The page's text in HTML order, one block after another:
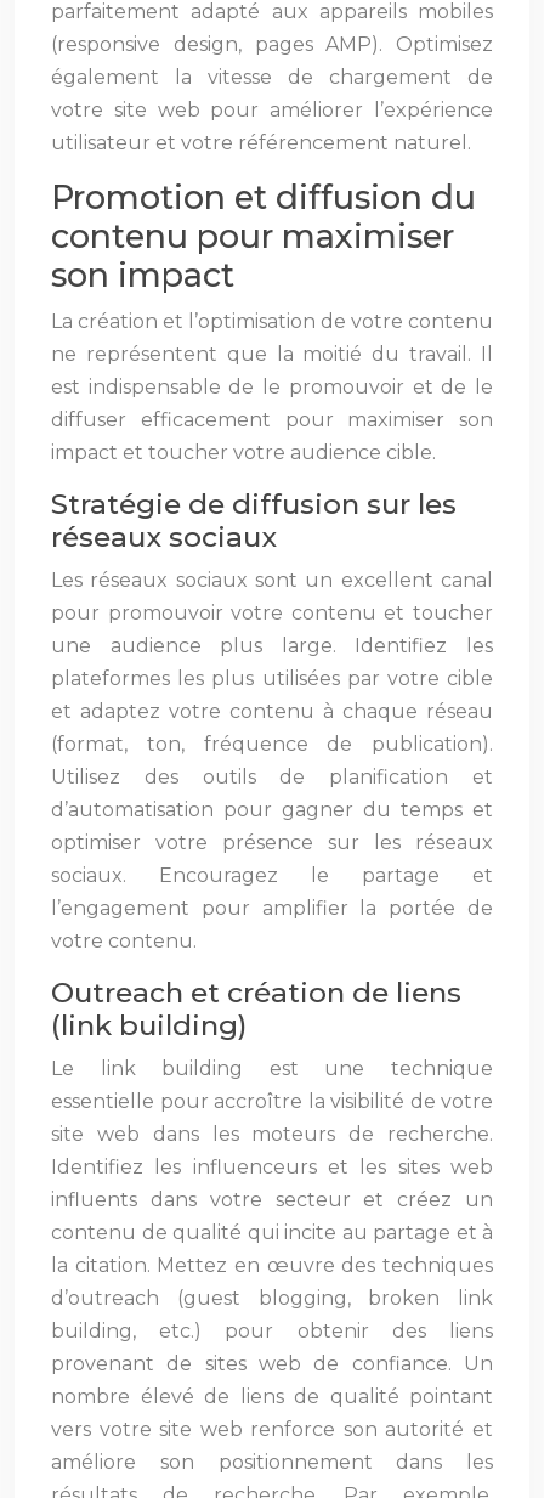
parfaitement adapté aux appareils mobiles
(responsive design, pages AMP). Optimisez
également la vitesse de chargement de
votre site web pour améliorer l’expérience
utilisateur et votre référencement naturel.
Promotion et diffusion du
contenu pour maximiser
son impact
La création et l’optimisation de votre contenu
ne représentent que la moitié du travail. Il
est indispensable de le promouvoir et de le
diffuser efficacement pour maximiser son
impact et toucher votre audience cible.
Stratégie de diffusion sur les
réseaux sociaux
Les réseaux sociaux sont un excellent canal
pour promouvoir votre contenu et toucher
une audience plus large. Identifiez les
plateformes les plus utilisées par votre cible
et adaptez votre contenu à chaque réseau
(format, ton, fréquence de publication).
Utilisez des outils de planification et
d’automatisation pour gagner du temps et
optimiser votre présence sur les réseaux
sociaux. Encouragez le partage et
l’engagement pour amplifier la portée de
votre contenu.
Outreach et création de liens
(link building)
Le link building est une technique
essentielle pour accroître la visibilité de votre
site web dans les moteurs de recherche.
Identifiez les influenceurs et les sites web
influents dans votre secteur et créez un
contenu de qualité qui incite au partage et à
la citation. Mettez en œuvre des techniques
d’outreach (guest blogging, broken link
building, etc.) pour obtenir des liens
provenant de sites web de confiance. Un
nombre élevé de liens de qualité pointant
vers votre site web renforce son autorité et
améliore son positionnement dans les